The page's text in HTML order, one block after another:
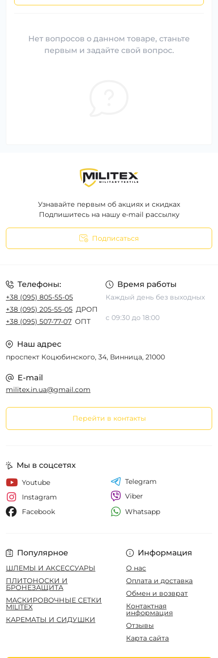
Нет вопросов о данном товаре, станьте
первым и задайте свой вопрос.
Узнавайте первым об акциях и скидках
Подпишитесь на нашу e-mail рассылку
Подписаться
Телефоны:
+38 (095) 805-55-05
+38 (095) 205-55-05 ДРОП
+38 (095) 507-77-07 ОПТ
Время работы
Каждый день без выходных
с 09:30 до 18:00
Наш адрес
проспект Коцюбинского, 34, Винница, 21000
E-mail
militex.in.ua@gmail.com
Перейти в контакты
Популярное
ШЛЕМЫ И АКСЕССУАРЫ
ПЛИТОНОСКИ И
БРОНЕЗАЩИТА
МАСКИРОВОЧНЫЕ СЕТКИ
MILITEX
КАРЕМАТЫ И СИДУШКИ
Информация
О нас
Оплата и доставка
Обмен и возврат
Контактная
информация
Отзывы
Карта сайта
Мы в соцсетях
Youtube
Instagram
Facebook
Telegram
Viber
Whatsapp